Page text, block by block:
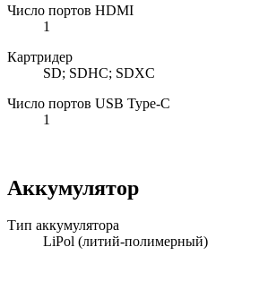
Число портов HDMI
1
Картридер
SD; SDHC; SDXC
Число портов USB Type-C
1
Аккумулятор
Тип аккумулятора
LiPol (литий-полимерный)